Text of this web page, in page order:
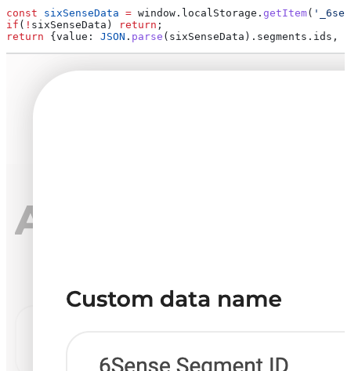
const sixSenseData = window . localStorage . getItem(
if ( ! sixSenseData ) return ;
return {value: JSON . parse ( sixSenseData ). segments . ids ,